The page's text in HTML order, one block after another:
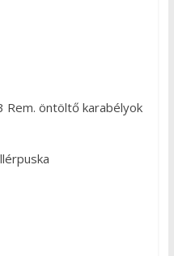
Rem. öntöltő karabélyok